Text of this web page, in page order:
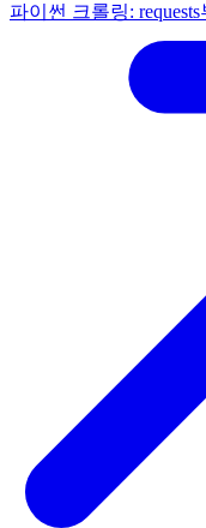
파이썬 크롤링: